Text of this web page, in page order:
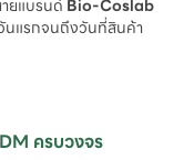
ยแบรนด์Bio-Coslab
นแรกจนถึงวันที่สินค้า
ครบวงจร